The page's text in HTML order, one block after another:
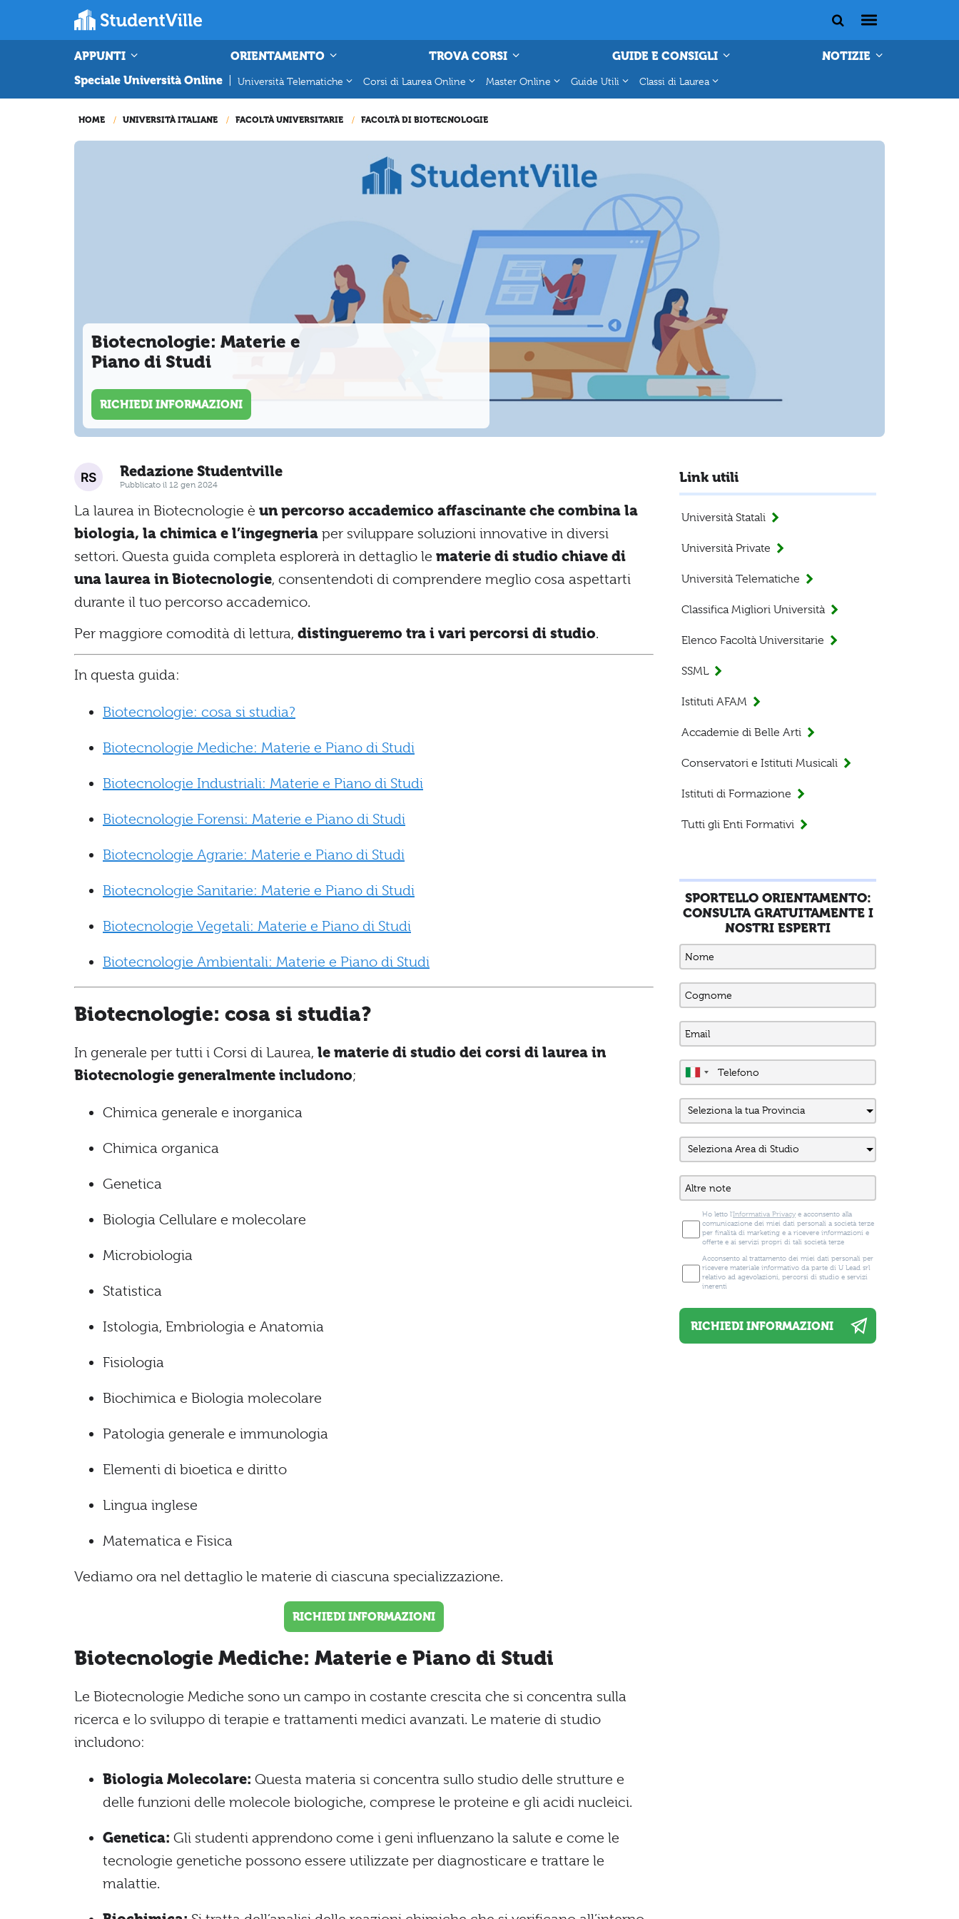
APPUNTI ORIENTAMENTO TROVA CORSI GUIDE E CONSIGLI
NOTIZIE
Speciale Università Online
Università Telematiche Corsi di Laurea Online Master Online Guide Utili Classi di Laurea
HOME UNIVERSITÀ ITALIANE FACOLTÀ UNIVERSITARIE FACOLTÀ DI BIOTECNOLOGIE
Biotecnologie: Materie e
Piano di Studi
RICHIEDI INFORMAZIONI
Redazione Studentville
Pubblicato il 12 gen 2024
La laurea in Biotecnologie è un percorso accademico affascinante che combina la
biologia, la chimica e l’ingegneria per sviluppare soluzioni innovative in diversi
settori. Questa guida completa esplorerà in dettaglio le materie di studio chiave di
una laurea in Biotecnologie, consentendoti di comprendere meglio cosa aspettarti
durante il tuo percorso accademico.
Per maggiore comodità di lettura, distingueremo tra i vari percorsi di studio.
In questa guida:
Biotecnologie: cosa si studia?
Biotecnologie Mediche: Materie e Piano di Studi
Biotecnologie Industriali: Materie e Piano di Studi
Biotecnologie Forensi: Materie e Piano di Studi
Biotecnologie Agrarie: Materie e Piano di Studi
Biotecnologie Sanitarie: Materie e Piano di Studi
Biotecnologie Vegetali: Materie e Piano di Studi
Biotecnologie Ambientali: Materie e Piano di Studi
Biotecnologie: cosa si studia?
In generale per tutti i Corsi di Laurea, le materie di studio dei corsi di laurea in
Biotecnologie generalmente includono;
Chimica generale e inorganica
Chimica organica
Genetica
Biologia Cellulare e molecolare
Microbiologia
Statistica
Istologia, Embriologia e Anatomia
Fisiologia
Biochimica e Biologia molecolare
Patologia generale e immunologia
Elementi di bioetica e diritto
Lingua inglese
Matematica e Fisica
Vediamo ora nel dettaglio le materie di ciascuna specializzazione.
RICHIEDI INFORMAZIONI
Biotecnologie Mediche: Materie e Piano di Studi
Le Biotecnologie Mediche sono un campo in costante crescita che si concentra sulla
ricerca e lo sviluppo di terapie e trattamenti medici avanzati. Le materie di studio
includono:
Biologia Molecolare: Questa materia si concentra sullo studio delle strutture e
delle funzioni delle molecole biologiche, comprese le proteine e gli acidi nucleici.
Genetica: Gli studenti apprendono come i geni influenzano la salute e come le
tecnologie genetiche possono essere utilizzate per diagnosticare e trattare le
malattie.
Link utili
Università Statali
Università Private
Università Telematiche
Classifica Migliori Università
Elenco Facoltà Universitarie
SSML
Istituti AFAM
Accademie di Belle Arti
Conservatori e Istituti Musicali
Istituti di Formazione
Tutti gli Enti Formativi
SPORTELLO ORIENTAMENTO:
CONSULTA GRATUITAMENTE I
NOSTRI ESPERTI
Ho letto l'Informativa Privacye acconsento alla
comunicazione dei miei dati personali a società terze
per finalità di marketing e a ricevere informazioni e
offerte e ai servizi propri di tali società terze
Acconsento al trattamento dei miei dati personali per
ricevere materiale informativo da parte di U Lead srl
relativo ad agevolazioni, percorsi di studio e servizi
inerenti